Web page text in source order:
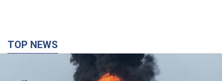
TOP NEWS